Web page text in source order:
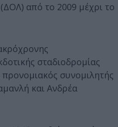
από το 2009 μέχρι το
σταδιοδρομίας
συνομιλητής
και Ανδρέα